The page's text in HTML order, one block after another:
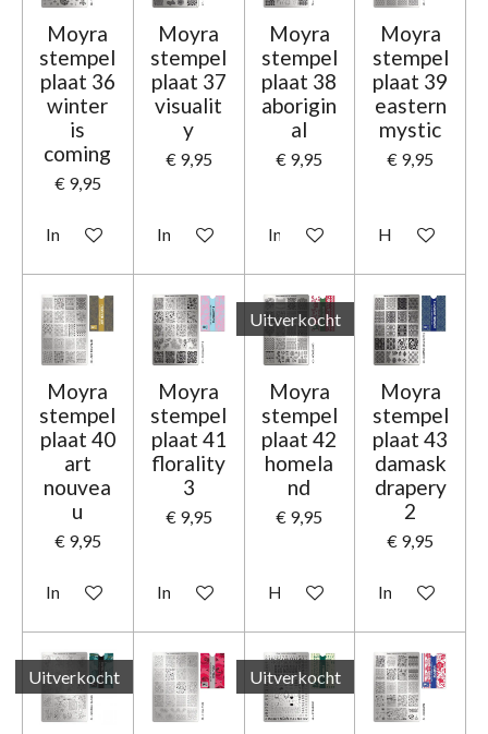
Moyra
stempel
plaat 36
winter
is
coming
€ 9,95
In winkelwagen
Moyra
stempel
plaat 37
visualit
y
€ 9,95
In winkelwagen
Moyra
stempel
plaat 38
aborigin
al
€ 9,95
In winkelwagen
Moyra
stempel
plaat 39
eastern
mystic
€ 9,95
Houd mij op
Moyra
stempel
plaat 40
art
nouvea
u
€ 9,95
In winkelwagen
Moyra
stempel
plaat 41
florality
3
€ 9,95
In winkelwagen
Uitverkocht
Moyra
stempel
plaat 42
homela
nd
€ 9,95
Houd mij op de hoogte
Moyra
stempel
plaat 43
damask
drapery
2
€ 9,95
In
Uitverkocht Uitverkocht